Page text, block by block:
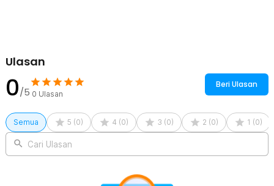
Ulasan
0/5 0 Ulasan
Beri Ulasan
Semua 5 (0) 4 (0) 3 (0) 2 (0) 1 (0)
Cari Ulasan